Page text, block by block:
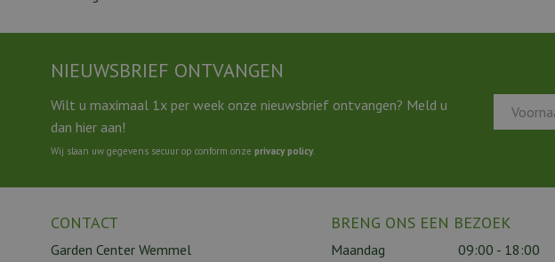
NIEUWSBRIEF ONTVANGEN
Wilt u maximaal 1x per week onze nieuwsbrief ontvangen? Meld u
dan hier aan!
Wij slaan uw gegevens secuur op conform onze privacy policy
CONTACT
Garden Center Wemmel
BRENG ONS EEN BEZOEK
Maandag
09:00 - 18:00